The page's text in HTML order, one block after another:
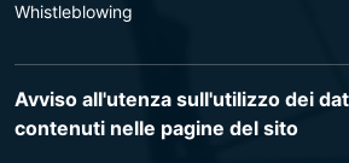
Whistleblowing
Avviso all'utenza sull'utilizzo dei
contenuti nelle pagine del sito